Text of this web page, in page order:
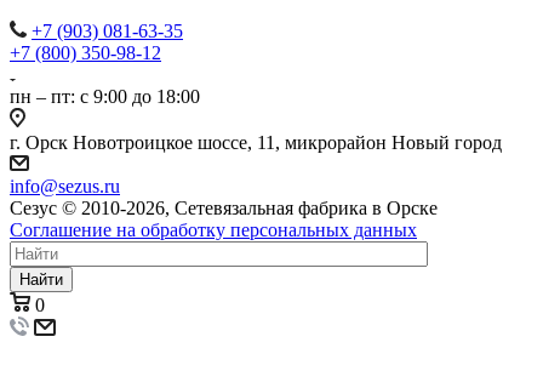
+7 (903) 081-63-35
+7 (800) 350-98-12
пн – пт: с 9:00 до 18:00
г. Орск Новотроицкое шоссе, 11, микрорайон Новый город
info@sezus.ru
Сезус © 2010-2026, Сетевязальная фабрика в Орске
Соглашение на обработку персональных данных
Найти
0